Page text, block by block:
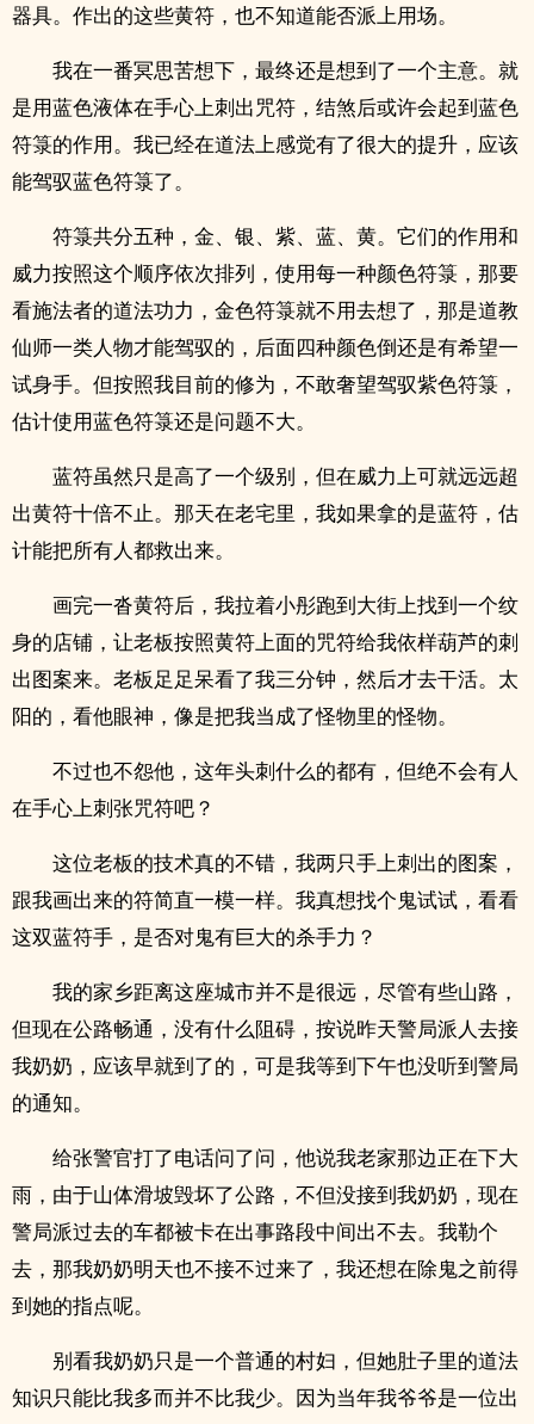
器具。作出的这些黄符，也不知道能否派上用场。
我在一番冥思苦想下，最终还是想到了一个主意。就
是用蓝色液体在手心上刺出咒符，结煞后或许会起到蓝色
符箓的作用。我已经在道法上感觉有了很大的提升，应该
能驾驭蓝色符箓了。
符箓共分五种，金、银、紫、蓝、黄。它们的作用和
威力按照这个顺序依次排列，使用每一种颜色符箓，那要
看施法者的道法功力，金色符箓就不用去想了，那是道教
仙师一类人物才能驾驭的，后面四种颜色倒还是有希望一
试身手。但按照我目前的修为，不敢奢望驾驭紫色符箓，
估计使用蓝色符箓还是问题不大。
蓝符虽然只是高了一个级别，但在威力上可就远远超
出黄符十倍不止。那天在老宅里，我如果拿的是蓝符，估
计能把所有人都救出来。
画完一沓黄符后，我拉着小彤跑到大街上找到一个纹
身的店铺，让老板按照黄符上面的咒符给我依样葫芦的刺
出图案来。老板足足呆看了我三分钟，然后才去干活。太
阳的，看他眼神，像是把我当成了怪物里的怪物。
不过也不怨他，这年头刺什么的都有，但绝不会有人
在手心上刺张咒符吧？
这位老板的技术真的不错，我两只手上刺出的图案，
跟我画出来的符简直一模一样。我真想找个鬼试试，看看
这双蓝符手，是否对鬼有巨大的杀手力？
我的家乡距离这座城市并不是很远，尽管有些山路，
但现在公路畅通，没有什么阻碍，按说昨天警局派人去接
我奶奶，应该早就到了的，可是我等到下午也没听到警局
的通知。
给张警官打了电话问了问，他说我老家那边正在下大
雨，由于山体滑坡毁坏了公路，不但没接到我奶奶，现在
警局派过去的车都被卡在出事路段中间出不去。我勒个
去，那我奶奶明天也不接不过来了，我还想在除鬼之前得
到她的指点呢。
别看我奶奶只是一个普通的村妇，但她肚子里的道法
知识只能比我多而并不比我少。因为当年我爷爷是一位出